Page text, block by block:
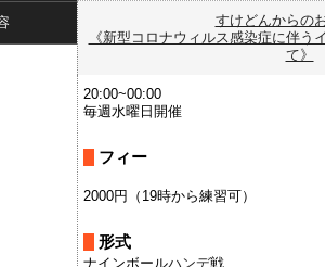
すけどんからの
《新型コロナウィルス感染症に伴う
て》
20:00~00:00
毎週水曜日開催
フィー
2000円（19時から練習可）
形式
ナインボールハンデ戦